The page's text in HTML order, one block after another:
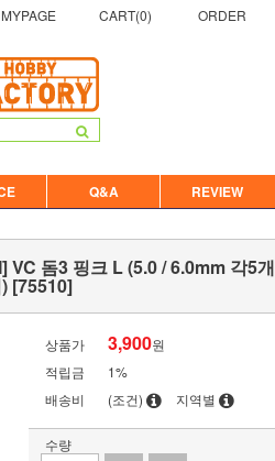
MYPAGE CART(0) ORDER
Q&A REVIEW
돔3 핑크 L (5.0 / 6.0mm 각5개
[75510]
상품가 3,900원
적립금
1%
배송비
(조건) 지역별
수량